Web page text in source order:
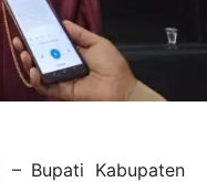
– Bupati Kabupaten